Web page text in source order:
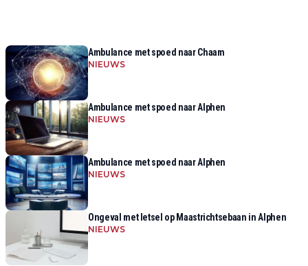
Ambulance met spoed naar Chaam
NIEUWS
Ambulance met spoed naar Alphen
NIEUWS
Ambulance met spoed naar Alphen
NIEUWS
Ongeval met letsel op Maastrichtsebaan in Alphen
NIEUWS